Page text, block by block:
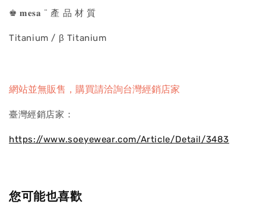
♚ 𝐦𝐞𝐬𝐚 ¨ 產 品 材 質
Titanium / β Titanium
網站並無販售，購買請洽詢台灣經銷店家
臺灣經銷店家：
https://www.soeyewear.com/Article/Detail/3483
您可能也喜歡